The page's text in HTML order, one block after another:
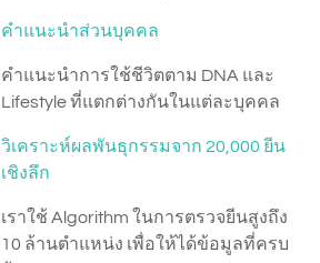
คำแนะนำส่วนบุคคล
คําแนะนําการใช้ชีวิตตาม DNA และ
Lifestyle ที่แตกต่างกันในแต่ละบุคคล
วิเคราะห์ผลพันธุกรรมจาก 20,000 ยีน
เชิงลึก
เราใช้ Algorithm ในการตรวจยีนสูงถึง
10 ล้านตำแหน่ง เพื่อให้ได้ข้อมูลที่ครบ